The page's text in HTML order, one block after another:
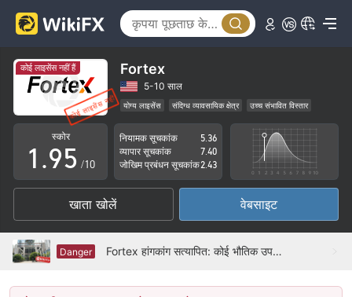
कोई लाइसेंस नहीं हैं Fortex
5-10 साल
योग्य लाइसेंस संदिग्ध व्यावसायिक क्षेत्र उच्च संभावित विस्तार
स्कोर
0
1
2
3
4
5
.
5
6
7
8
9
1
2
3
4
5
6
7
8
9
/10
नियामक सूचकांक
5.36
व्यापार सूचकांक
7.40
जोखिम प्रबंधन सूचकांक2.43
खाता खोलें वेबसाइट
Danger Fortex हांगकांग सत्यापित: कोई भौतिक उपस्थिति नहीं मिली